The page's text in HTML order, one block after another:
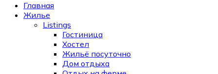
Главная
Жилье
Listings
Гостиница
Хостел
Жильё посуточно
Дом отдыха